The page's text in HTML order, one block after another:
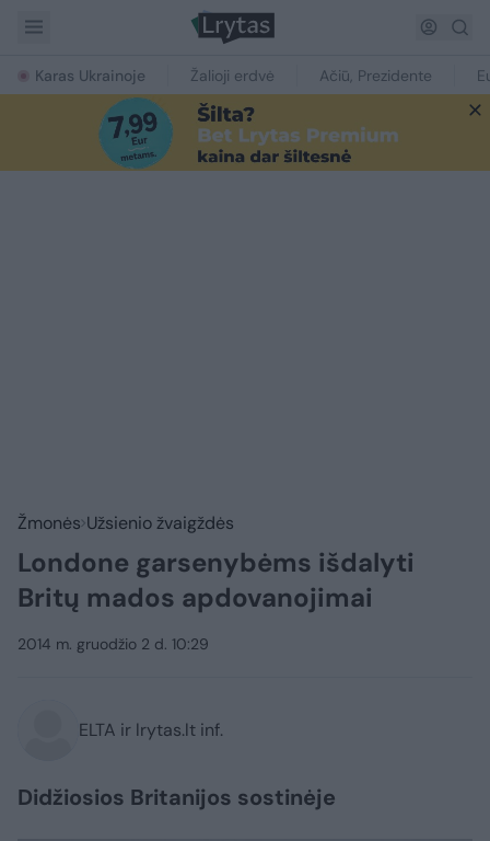
Karas Ukrainoje Žalioji erdvė Ačiū, Prezidente
Žmonės Užsienio žvaigždės
Londone garsenybėms išdalyti
Britų mados apdovanojimai
2014 m. gruodžio 2 d. 10:29
ELTA ir lrytas.lt inf.
Didžiosios Britanijos sostinėje